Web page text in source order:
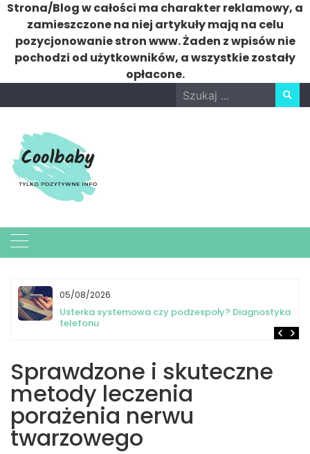
Strona/Blog w całości ma charakter reklamowy, a
zamieszczone na niej artykuły mają na celu
pozycjonowanie stron www. Żaden z wpisów nie
pochodzi od użytkowników, a wszystkie zostały
opłacone.
to
Search
for:
05/08/2026
Usterka systemowa czy podzespoły? Diagnostyka
telefonu
Sprawdzone i skuteczne
metody leczenia
porażenia nerwu
twarzowego